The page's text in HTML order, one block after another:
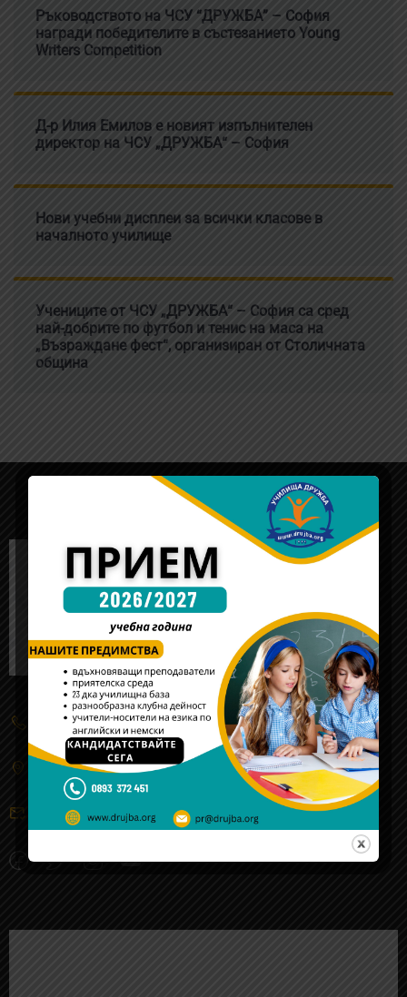
Ръководството на ЧСУ “ДРУЖБА” – София
награди победителите в състезанието Young
Writers Competition
Д-р Илия Емилов е новият изпълнителен
директор на ЧСУ „ДРУЖБА“ – София
Нови учебни дисплеи за всички класове в
началното училище
Учениците от ЧСУ „ДРУЖБА“ – София са сред
най-добрите по футбол и тенис на маса на
„Възраждане фест“, организиран от Столичната
община
(+359) 2 934 5555
жк. "Обеля"-2, ул. 106 - та, № 3, Cофия
sofia@drujba.org